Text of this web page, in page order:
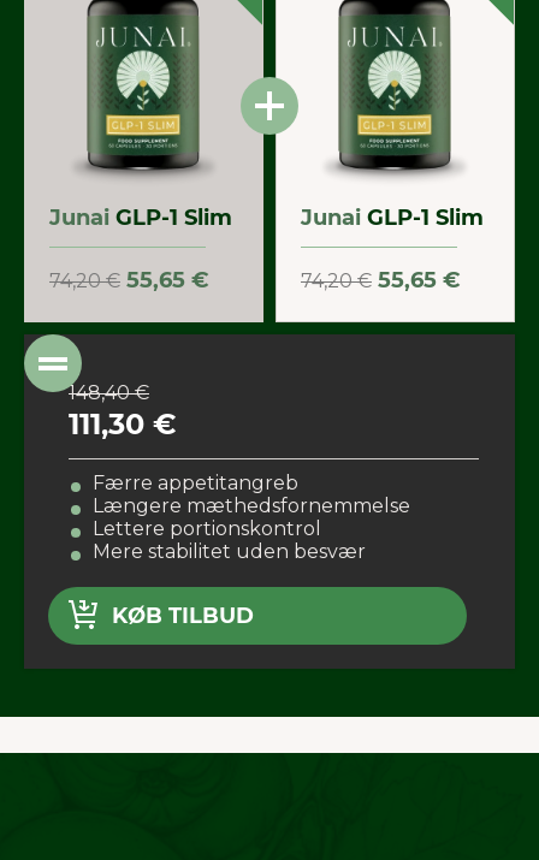
Junai GLP-1 Slim
74,20 € 55,65 €
Junai GLP-1 Slim
74,20 € 55,65 €
148,40 €
111,30 €
Færre appetitangreb
Længere mæthedsfornemmelse
Lettere portionskontrol
Mere stabilitet uden besvær
KØB TILBUD